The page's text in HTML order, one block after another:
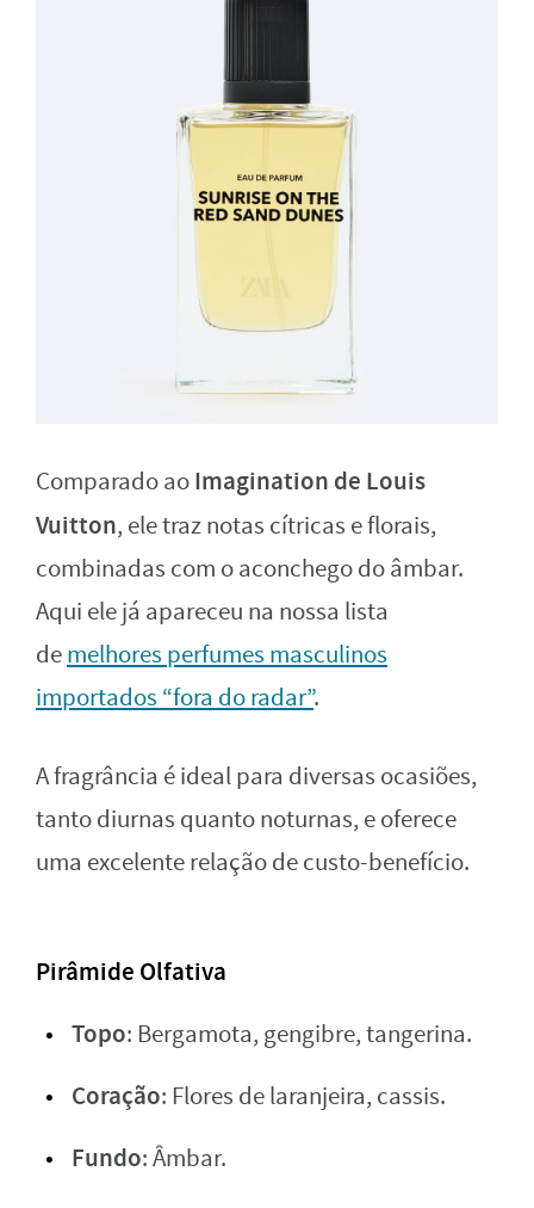
Comparado aoImagination de Louis
Vuitton, ele traz notas cítricas e florais,
combinadas com o aconchego do âmbar.
Aqui ele já apareceu na nossa lista
demelhores perfumes masculinos
importados “fora do radar”.
A fragrância é ideal para diversas ocasiões,
tanto diurnas quanto noturnas, e oferece
uma excelente relação de custo-benefício.
Pirâmide Olfativa
Topo: Bergamota, gengibre, tangerina.
Coração: Flores de laranjeira, cassis.
Fundo: Âmbar.